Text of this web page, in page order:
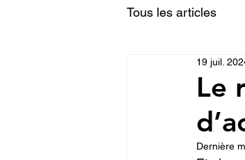
Tous les articles
Relations
Le
19 juil.
Dernière